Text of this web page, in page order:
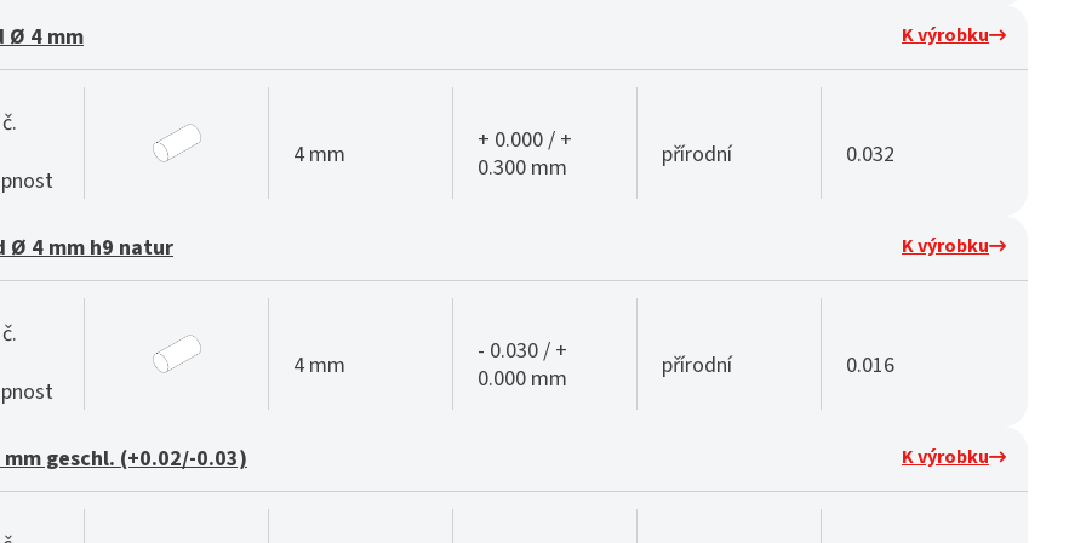
Ø 4 mm K výrobku
4 mm
+ 0.000 / +
0.300 mm
přírodní 0.032
Ø 4 mm h9 natur K výrobku
4 mm
- 0.030 / +
0.000 mm
přírodní 0.016
mm geschl. (+0.02/-0.03) K výrobku